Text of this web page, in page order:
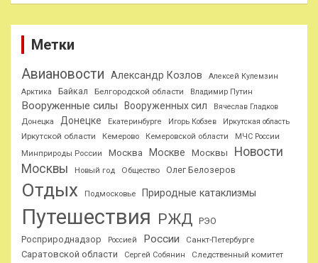
Метки
Авиановости Александр Козлов
Алексей Кулемзин
Арктика
Байкал Белгородской области Владимир Путин
Вооруженные силы Вооруженных сил
Вячеслав Гладков
Донецка
Донецке Екатеринбурге Игорь Кобзев Иркутская область
Иркутской области Кемерово Кемеровской области
МЧС России
Минприроды России
Москва Москве Москвы
Новости
Москвы
Новый год Общество Олег Белозеров
Отдых Подмосковье Природные катаклизмы
Путешествия РЖД РЭО
Росприроднадзор
Россией России Санкт-Петербурге
Саратовской области Сергей Собянин Следственный комитет